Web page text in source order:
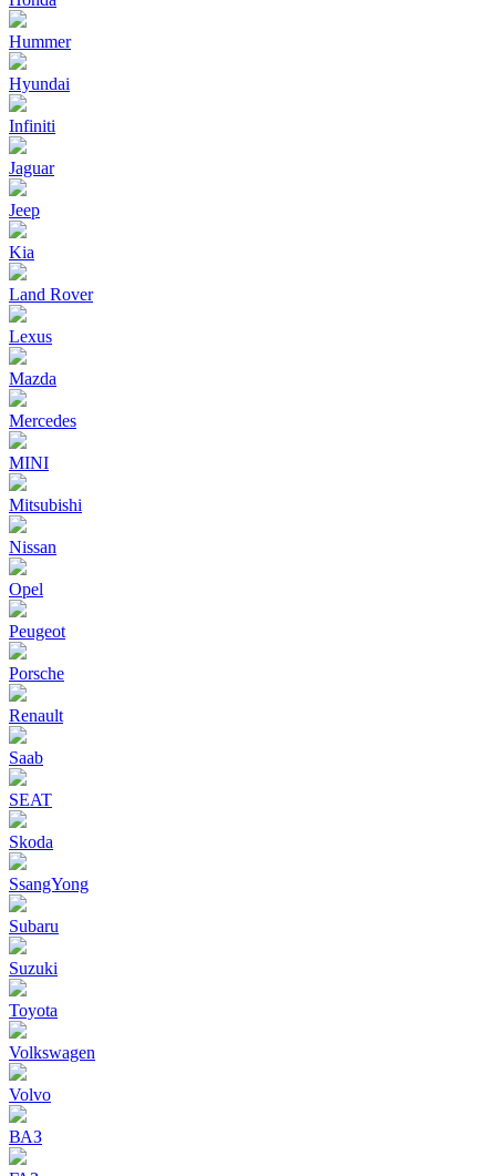
Hummer
Hyundai
Infiniti
Jaguar
Jeep
Kia
Land Rover
Lexus
Mazda
Mercedes
MINI
Mitsubishi
Nissan
Opel
Peugeot
Porsche
Renault
Saab
SEAT
Skoda
SsangYong
Subaru
Suzuki
Toyota
Volkswagen
Volvo
ВАЗ